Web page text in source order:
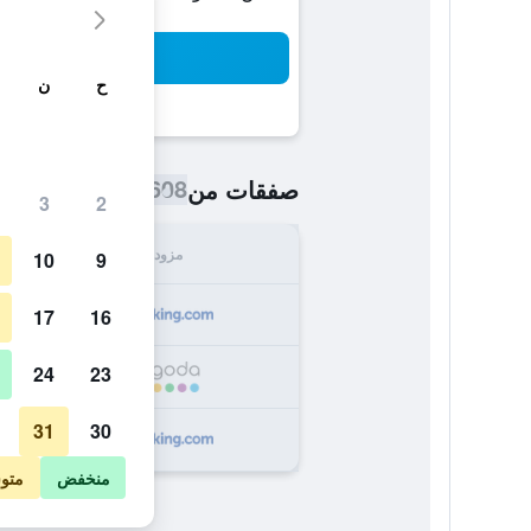
صفقات من608 ﷼
مزود
ح ن
2
3
9
10
16
17
23
24
30
31
منخفض